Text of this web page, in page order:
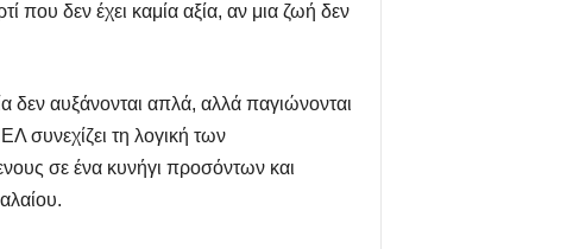
που δεν έχει καμία αξία, αν μια ζωή δεν
δεν αυξάνονται απλά, αλλά παγιώνονται
συνεχίζει τη λογική των
σε ένα κυνήγι προσόντων και